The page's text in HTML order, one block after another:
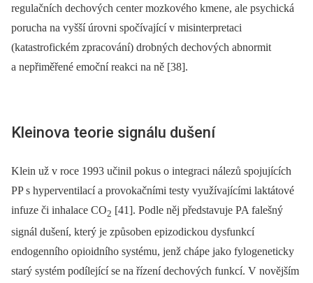
regulačních dechových center mozkového kmene, ale psychická
porucha na vyšší úrovni spočívající v misinterpretaci
(katastrofickém zpracování) drobných dechových abnormit
a nepřiměřené emoční reakci na ně [38].
Kleinova teorie signálu dušení
Klein už v roce 1993 učinil pokus o integraci nálezů spojujících
PP s hyperventilací a provokačními testy využívajícími laktátové
infuze či inhalace CO2 [41]. Podle něj představuje PA falešný
signál dušení, který je způsoben epizodickou dysfunkcí
endogenního opioidního systému, jenž chápe jako fylogeneticky
starý systém podílející se na řízení dechových funkcí. V novějším